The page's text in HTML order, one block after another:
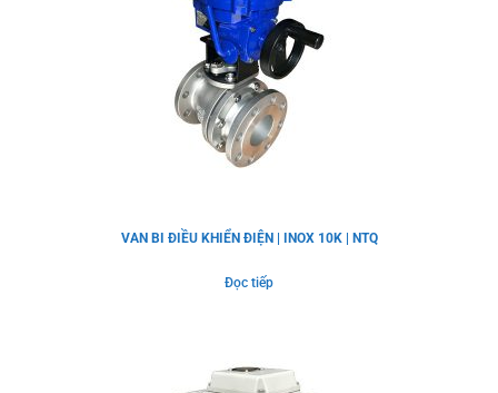
VAN BI ĐIỀU KHIỂN ĐIỆN | INOX 10K | NTQ
Đọc tiếp